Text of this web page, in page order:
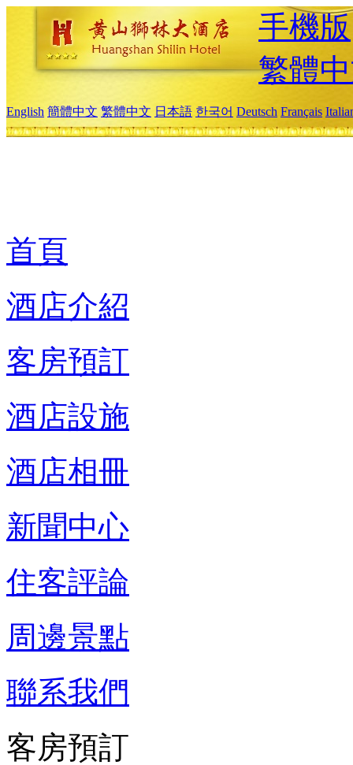
手機版
繁體
English 簡體中文 繁體中文 日本語 한국어 Deutsch Français
首頁
酒店介紹
客房預訂
酒店設施
酒店相冊
新聞中心
住客評論
周邊景點
聯系我們
客房預訂